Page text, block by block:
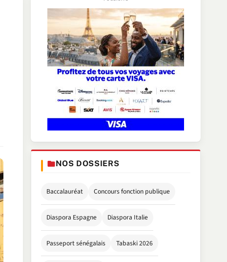
NOS DOSSIERS
Baccalauréat Concours fonction publique
Diaspora Espagne Diaspora Italie
Passeport sénégalais Tabaski 2026